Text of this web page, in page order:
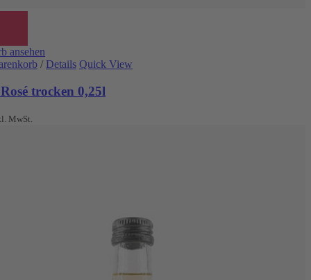
ansehen
/ Details Quick View
trocken 0,25l
MwSt.